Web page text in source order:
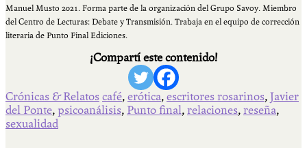
Manuel Musto 2021. Forma parte de la organización del Grupo Savoy. Miembro
del Centro de Lecturas: Debate y Transmisión. Trabaja en el equipo de corrección
literaria de Punto Final Ediciones.
¡Compartí este contenido!
Crónicas & Relatos café, erótica, escritores rosarinos, Javier
del Ponte, psicoanálisis, Punto final, relaciones, reseña,
sexualidad